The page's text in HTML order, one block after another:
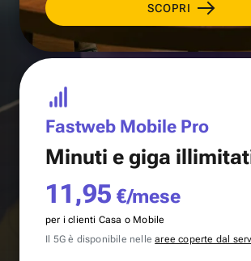
SCOPRI
Fastweb Mobile Pro
Minuti e giga
11,95 €/mese
per i clienti Casa o Mobile
Il 5G è disponibile nellearee coperte dal